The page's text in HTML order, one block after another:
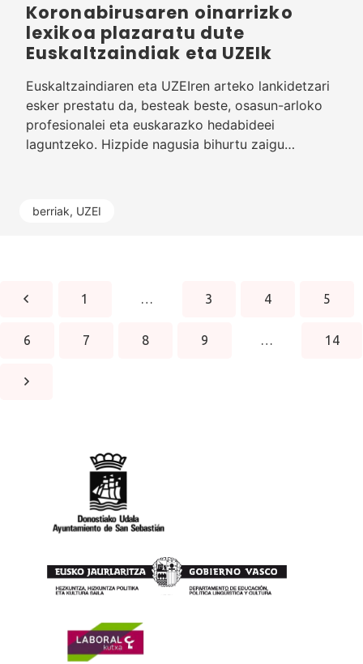
berriak, UZEI
Koronabirusaren oinarrizko
lexikoa plazaratu dute
Euskaltzaindiak eta UZEIk
Euskaltzaindiaren eta UZEIren arteko lankidetzari
esker prestatu da, besteak beste, osasun-arloko
profesionalei eta euskarazko hedabideei
laguntzeko. Hizpide nagusia bihurtu zaigu…
1 … 3 4 5
6 7 8 9 … 14